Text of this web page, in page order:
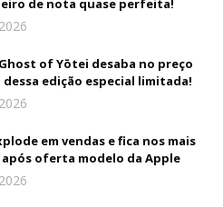
de nota quase perfeita!
of Yōtei desaba no preço
edição especial limitada!
em vendas e fica nos mais
oferta modelo da Apple